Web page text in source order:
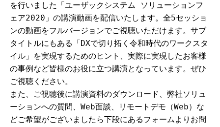
を行いました「ユーザックシステム ソリューションフ
ェア2020」の講演動画を配信いたします。全5セッショ
ンの動画をフルバージョンでご視聴いただけます。サブ
タイトルにもある「DXで切り拓く令和時代のワークスタ
イル」を実現するためのヒント、実際に実現したお客様
の事例など皆様のお役に立つ講演となっています。ぜひ
ご視聴ください。
また、ご視聴後に講演資料のダウンロード、弊社ソリュ
ーションへの質問、Web面談、リモートデモ（Web）な
どご希望がございましたら下段にあるフォームよりお問